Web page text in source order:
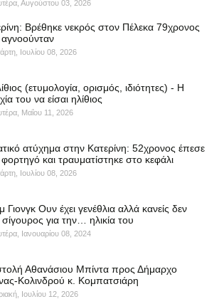
Αυγούστου 03, 2026
Βρέθηκε νεκρός στον Πέλεκα 79χρονος
Ιουλίου 08, 2026
(ετυμολογία, ορισμός, ιδιότητες) - Η
του να είσαι ηλίθιος
Μαΐου 11, 2026
ατύχημα στην Κατερίνη: 52χρονος έπεσε
και τραυματίστηκε στο κεφάλι
Ιουλίου 08, 2026
Γιονγκ Ουν έχει γενέθλια αλλά κανείς δεν
σίγουρος για την… ηλικία του
Ιανουαρίου 08, 2024
Αθανάσιου Μπίντα προς Δήμαρχο
Κολινδρού κ. Κομπατσιάρη
Ιουλίου 12, 2026